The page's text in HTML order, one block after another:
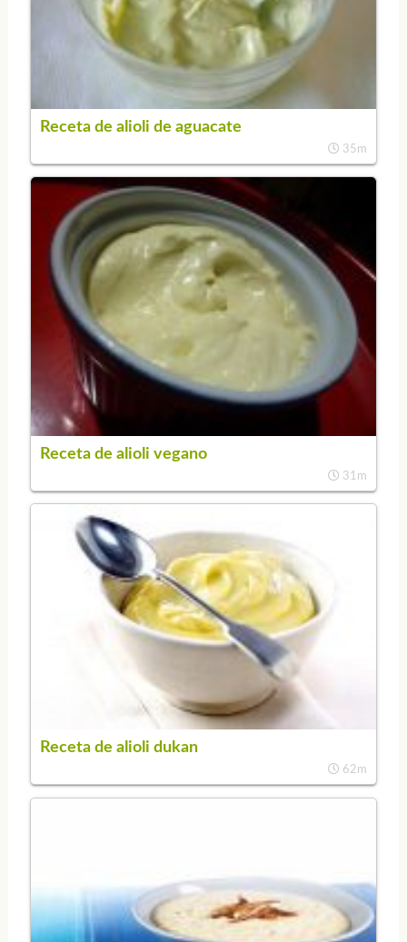
Receta de alioli de aguacate
35m
Receta de alioli vegano
31m
Receta de alioli dukan
62m